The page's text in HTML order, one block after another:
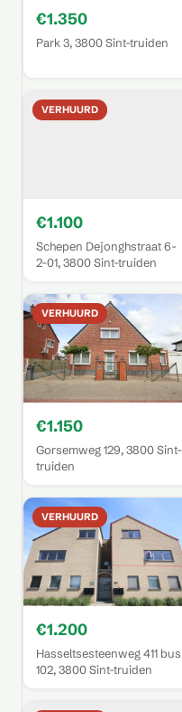
€1.350
Park 3, 3800 Sint-truiden
VERHUURD
€1.100
Schepen Dejonghstraat 6-
2-01, 3800 Sint-truiden
VERHUURD
€1.150
Gorsemweg 129, 3800 Sint-
truiden
VERHUURD
€1.200
Hasseltsesteenweg 411 bus
102, 3800 Sint-truiden